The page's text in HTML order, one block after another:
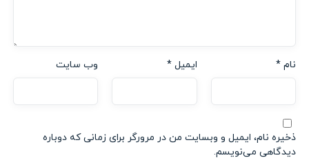
نام * ایمیل* وب‌ سایت
ذخیره نام، ایمیل و وبسایت من در مرورگر برای زمانی که دوباره
دیدگاهی می‌نویسم.